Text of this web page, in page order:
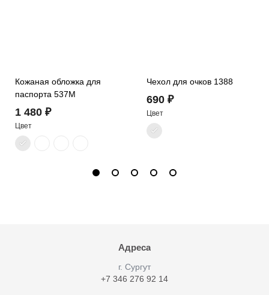
Кожаная обложка для
паспорта 537M
1 480 ₽
Цвет
Чехол для очков 1388
690 ₽
Цвет
Адреса
г. Cургут
+7 346 276 92 14